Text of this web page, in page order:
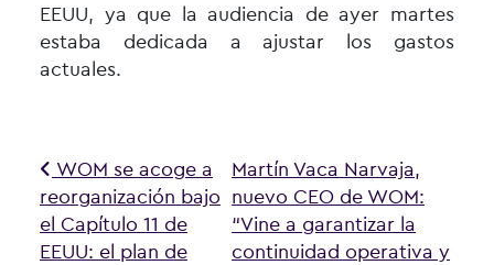
EEUU, ya que la audiencia de ayer martes
estaba dedicada a ajustar los gastos
actuales.
Navegación de entradas
WOM se acoge a
reorganización bajo
el Capítulo 11 de
EEUU: el plan de
Martín Vaca Narvaja,
nuevo CEO de WOM:
“Vine a garantizar la
continuidad operativa y